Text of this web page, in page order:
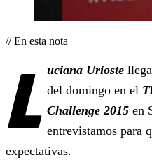
// En esta nota
L uciana Uriostellega
del domingo en el
Challenge 2015en
entrevistamos para
expectativas.